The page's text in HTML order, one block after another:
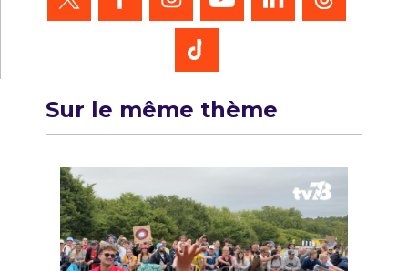
Sur le même thème